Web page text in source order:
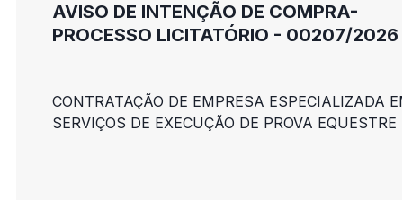
AVISO DE INTENÇÃO DE COMPRA-
PROCESSO LICITATÓRIO - 00207/2026
CONTRATAÇÃO DE EMPRESA ESPECIALIZADA
SERVIÇOS DE EXECUÇÃO DE PROVA EQUESTRE